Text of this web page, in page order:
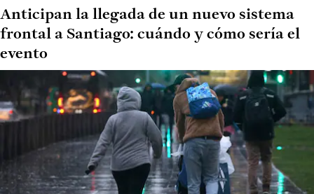
Anticipan la llegada de un nuevo sistema
frontal a Santiago: cuándo y cómo sería el
evento